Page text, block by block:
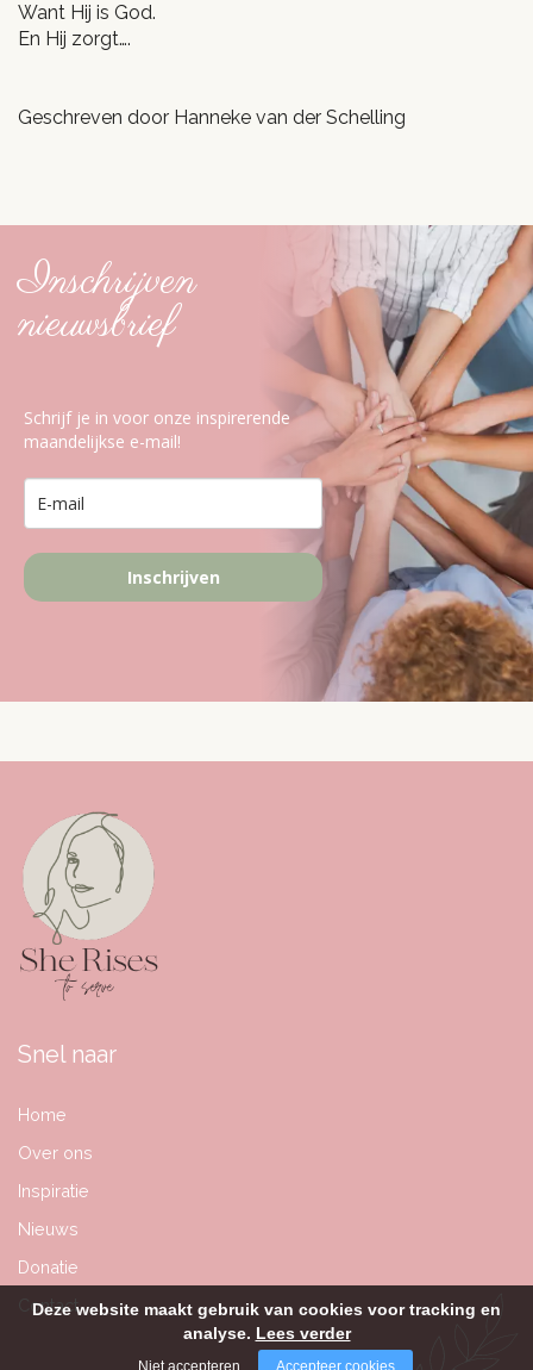
Want Hij is God.
En Hij zorgt….
Geschreven door Hanneke van der Schelling
Inschrijven
nieuwsbrief
Schrijf je in voor onze inspirerende
maandelijkse e-mail!
Inschrijven
Snel naar
Home
Over ons
Inspiratie
Nieuws
Donatie
Contact
Deze website maakt gebruik van cookies voor tracking en
analyse. Lees verder